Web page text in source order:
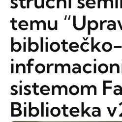
temu
bibliotečko-
sistemom
Biblioteka